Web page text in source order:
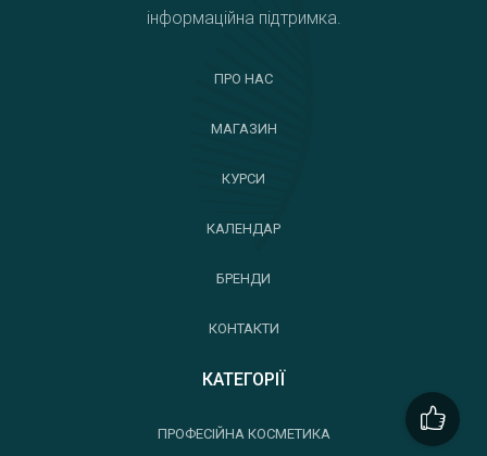
інформаційна підтримка.
ПРО НАС
МАГАЗИН
КУРСИ
КАЛЕНДАР
БРЕНДИ
КОНТАКТИ
КАТЕГОРІЇ
ПРОФЕСІЙНА КОСМЕТИКА